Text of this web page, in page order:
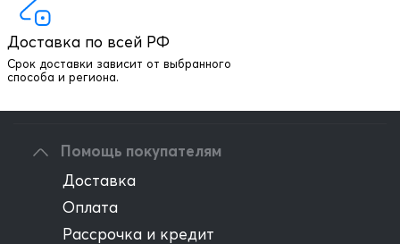
Доставка по всей РФ
Срок доставки зависит от выбранного
способа и региона.
Написать директору
Помощь покупателям
Доставка
Оплата
Рассрочка и кредит